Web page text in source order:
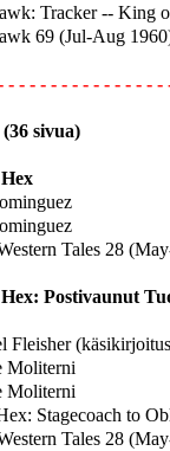
Tracker -- King
69 (Jul-Aug
- - - - - - - - - - - - - - -
sivua)
Tales 28
Postivaunut
Fleisher
Moliterni
Moliterni
Stagecoach to
Tales 28